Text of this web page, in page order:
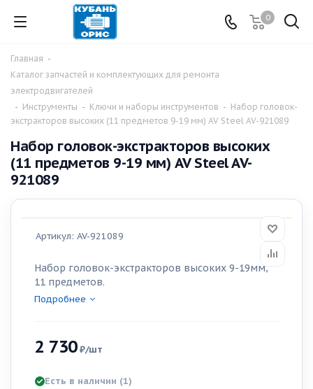
0
Главная -
Каталог запчастей и комплектующих для ремонта
электродвигателей
- Инструменты - Ключи и наборы инструментов - Набор головок-
экстракторов высоких (11 предметов 9-19 мм) AV Steel AV-921089
Набор головок-экстракторов высоких
(11 предметов 9-19 мм) AV Steel AV-
921089
Артикул: AV-921089
Набор головок-экстракторов высоких 9-19мм,
11 предметов.
Подробнее
2 730₽/шт
Есть в наличии (1)